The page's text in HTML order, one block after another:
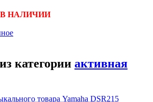
НАЛИЧИИ
категории активная